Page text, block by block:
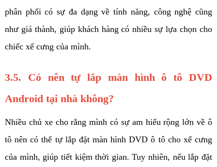
phân phối có sự đa dạng về tính năng, công nghệ cũng
như giá thành, giúp khách hàng có nhiều sự lựa chọn cho
chiếc xế cưng của mình.
3.5. Có nên tự lắp màn hình ô tô DVD
Android tại nhà không?
Nhiều chủ xe cho rằng mình có sự am hiểu rộng lớn về ô
tô nên có thể tự lắp đặt màn hình DVD ô tô cho xế cưng
của mình, giúp tiết kiệm thời gian. Tuy nhiên, nếu lắp đặt